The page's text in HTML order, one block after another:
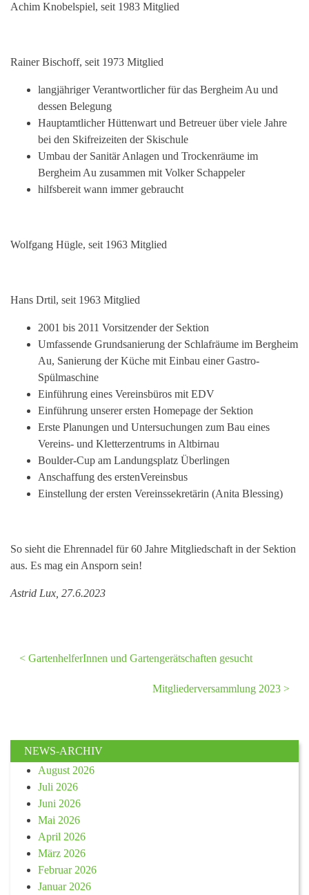
Achim Knobelspiel, seit 1983 Mitglied
Rainer Bischoff, seit 1973 Mitglied
langjähriger Verantwortlicher für das Bergheim Au und
dessen Belegung
Hauptamtlicher Hüttenwart und Betreuer über viele Jahre
bei den Skifreizeiten der Skischule
Umbau der Sanitär Anlagen und Trockenräume im
Bergheim Au zusammen mit Volker Schappeler
hilfsbereit wann immer gebraucht
Wolfgang Hügle, seit 1963 Mitglied
Hans Drtil, seit 1963 Mitglied
2001 bis 2011 Vorsitzender der Sektion
Umfassende Grundsanierung der Schlafräume im Bergheim
Au, Sanierung der Küche mit Einbau einer Gastro-
Spülmaschine
Einführung eines Vereinsbüros mit EDV
Einführung unserer ersten Homepage der Sektion
Erste Planungen und Untersuchungen zum Bau eines
Vereins- und Kletterzentrums in Altbirnau
Boulder-Cup am Landungsplatz Überlingen
Anschaffung des erstenVereinsbus
Einstellung der ersten Vereinssekretärin (Anita Blessing)
So sieht die Ehrennadel für 60 Jahre Mitgliedschaft in der Sektion
aus. Es mag ein Ansporn sein!
Astrid Lux, 27.6.2023
< GartenhelferInnen und Gartengerätschaften gesucht
Mitgliederversammlung 2023 >
NEWS-ARCHIV
August 2026
Juli 2026
Juni 2026
Mai 2026
April 2026
März 2026
Februar 2026
Januar 2026